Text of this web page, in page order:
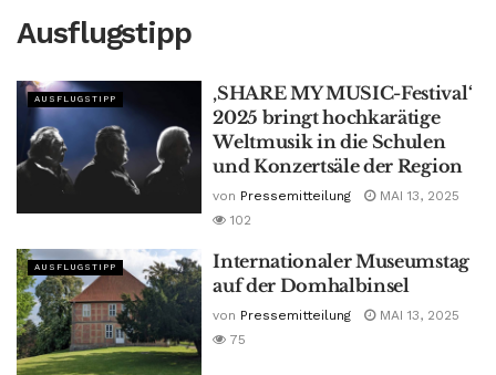
Ausflugstipp
AUSFLUGSTIPP
‚SHARE MY MUSIC-Festival‘
2025 bringt hochkarätige
Weltmusik in die Schulen
und Konzertsäle der Region
von Pressemitteilung
MAI 13, 2025
102
AUSFLUGSTIPP
Internationaler Museumstag
auf der Domhalbinsel
von Pressemitteilung
MAI 13, 2025
75